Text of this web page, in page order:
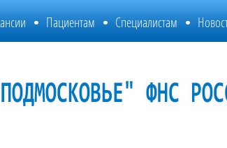
Пациентам Специалистам